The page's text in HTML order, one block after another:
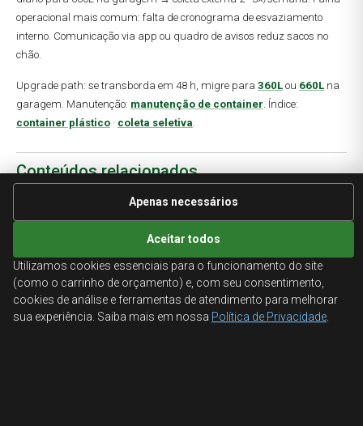
operacional mais comum: falta de cronograma de esvaziamento
interno. Comunicação via app ou quadro de avisos reduz sacos no
chão.
Upgrade path: se transborda em 48 h, migre para 360L ou 660L na
garagem. Manutenção: manutenção de container . Índice:
container plástico · coleta seletiva
Conteúdos relacionados
Explore guias complementares sobre containers plásticos:
Container PEAD — polietileno de alta densidade
Container 660 litros — guia para condomínios
Container 1000 litros — coleta urbana
Contentor plástico para lixo — nomenclatura
Lixeiras container — catálogo de produtos
Apenas necessários
Aceitar todos
Utilizamos cookies essenciais para o funcionamento do site
(como o carrinho de orçamento) e, com seu consentimento,
cookies de análise e ferramentas de atendimento para melhorar
sua experiência. Saiba mais em nossa Política de Privacidade